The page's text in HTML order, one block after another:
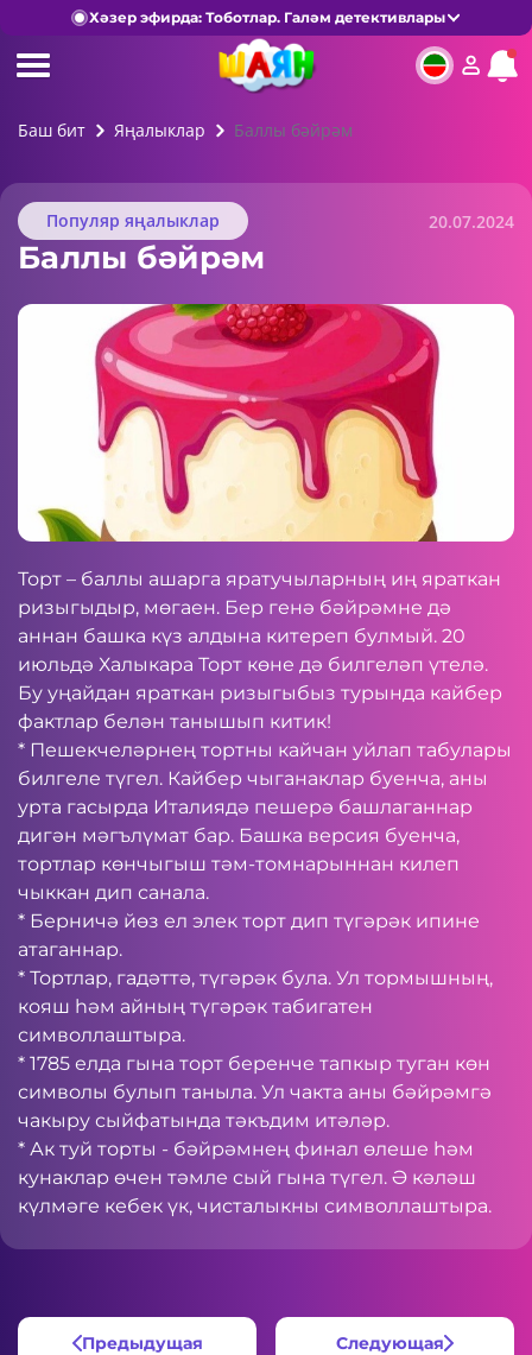
Хәзер эфирда: Тоботлар. Галәм детективлары
Баш бит Яңалыклар Баллы бәйрәм
Популяр яңалыклар 20.07.2024
Баллы бәйрәм
Торт – баллы ашарга яратучыларның иң яраткан
ризыгыдыр, мөгаен. Бер генә бәйрәмне дә
аннан башка күз алдына китереп булмый. 20
июльдә Халыкара Торт көне дә билгеләп үтелә.
Бу уңайдан яраткан ризыгыбыз турында кайбер
фактлар белән танышып китик!
* Пешекчеләрнең тортны кайчан уйлап табулары
билгеле түгел. Кайбер чыганаклар буенча, аны
урта гасырда Италиядә пешерә башлаганнар
дигән мәгълүмат бар. Башка версия буенча,
тортлар көнчыгыш тәм-томнарыннан килеп
чыккан дип санала.
* Берничә йөз ел элек торт дип түгәрәк ипине
атаганнар.
* Тортлар, гадәттә, түгәрәк була. Ул тормышның,
кояш һәм айның түгәрәк табигатен
символлаштыра.
* 1785 елда гына торт беренче тапкыр туган көн
символы булып таныла. Ул чакта аны бәйрәмгә
чакыру сыйфатында тәкъдим итәләр.
* Ак туй торты - бәйрәмнең финал өлеше һәм
кунаклар өчен тәмле сый гына түгел. Ә кәләш
күлмәге кебек үк, чисталыкны символлаштыра.
Предыдущая Следующая